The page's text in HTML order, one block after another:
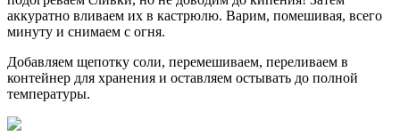
аккуратно вливаем их в кастрюлю. Варим, помешивая, всего
минуту и снимаем с огня.
Добавляем щепотку соли, перемешиваем, переливаем в
контейнер для хранения и оставляем остывать до полной
температуры.